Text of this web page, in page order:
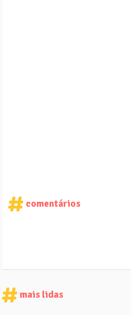
comentários
mais lidas